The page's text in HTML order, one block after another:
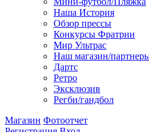
Наша История
Обзор прессы
Конкурсы Фратрии
Мир Ультрас
Наш магазин/
Дартс
Ретро
Эксклюзив
Регби/гандбол
Магазин Фотоотчет